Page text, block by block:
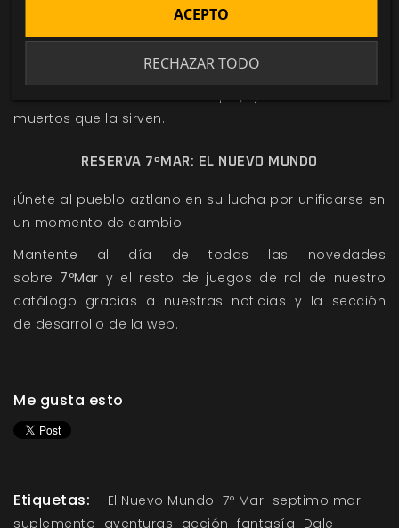
Kuraq, una nación liderada por una sola emperatriz
dedicada al dios muerto Supay y a los nobles no
muertos que la sirven.
RESERVA 7ºMAR: EL NUEVO MUNDO
¡Únete al pueblo aztlano en su lucha por unificarse en
un momento de cambio!
Mantente al día de todas las novedades
sobre 7ºMar y el resto de juegos de rol de nuestro
catálogo gracias a nuestras noticias y la sección
de desarrollo de la web.
Me gusta esto
Etiquetas: El Nuevo Mundo 7º Mar septimo mar
suplemento aventuras acción fantasía Dale
RECHAZAR TODO
ACEPTO